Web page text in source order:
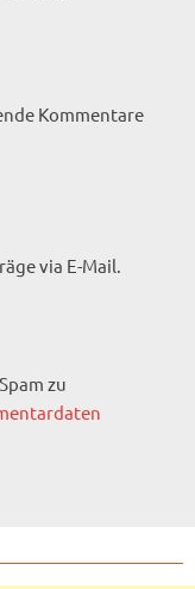
Kommentare
via E-Mail.
zu